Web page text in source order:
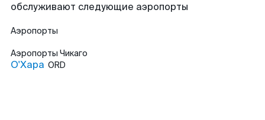
обслуживают следующие аэропорты
Аэропорты
Аэропорты Чикаго
О'Хара ORD